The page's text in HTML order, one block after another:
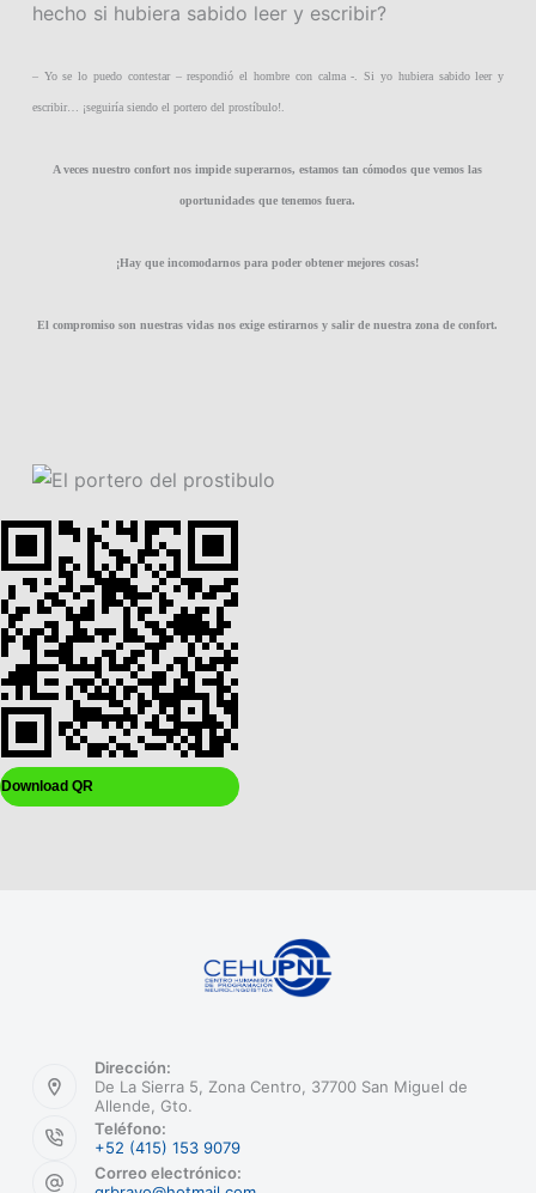
hecho si hubiera sabido leer y escribir?
– Yo se lo puedo contestar – respondió el hombre con calma -. Si yo hubiera sabido leer y
escribir… ¡seguiría siendo el portero del prostíbulo!.
A veces nuestro confort nos impide superarnos, estamos tan cómodos que vemos las
oportunidades que tenemos fuera.
¡Hay que incomodarnos para poder obtener mejores cosas!
El compromiso son nuestras vidas nos exige estirarnos y salir de nuestra zona de confort.
Download QR
Dirección:
De La Sierra 5, Zona Centro, 37700 San Miguel de
Allende, Gto.
Teléfono:
+52 (415) 153 9079
Correo electrónico: